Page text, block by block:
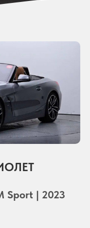
Sport | 2023